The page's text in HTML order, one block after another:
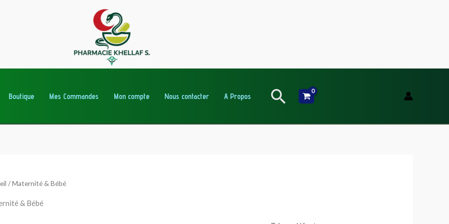
Boutique Mes Commandes Mon compte Nous contacter A Propos Rechercher
/ Maternité & Bébé
& Bébé